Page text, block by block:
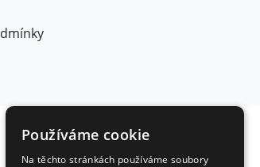
Používáme cookie
Na těchto stránkách používáme soubory